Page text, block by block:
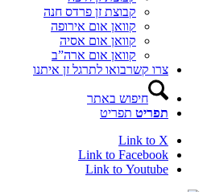
קבוצת זן פרדס חנה
קוואן אום אירופה
קוואן אום אסיה
קוואן אום ארה”ב
צרו קשרבואו לתרגל זן איתנו
חיפוש באתר
תפריט תפריט
Link to X
Link to Facebook
Link to Youtube